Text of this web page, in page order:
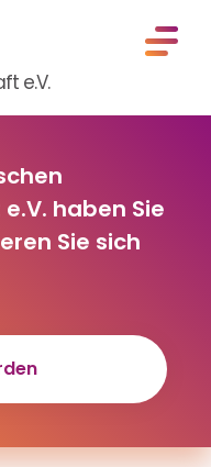
e.V.
haben Sie
Sie sich